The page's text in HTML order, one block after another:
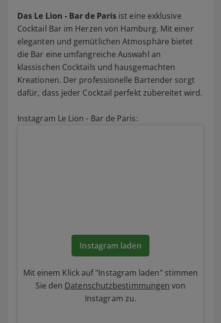
Das Le Lion - Bar de Paris ist eine exklusive
Cocktail Bar im Herzen von Hamburg. Mit einer
eleganten und gemütlichen Atmosphäre bietet
die Bar eine umfangreiche Auswahl an
klassischen Cocktails und hausgemachten
Kreationen. Der professionelle Bartender sorgt
dafür, dass jeder Cocktail perfekt zubereitet wird.
Instagram Le Lion - Bar de Paris:
Sieh dir diesen Beitrag auf Instagram an
Instagram laden
Mit einem Klick auf "Instagram laden" stimmen
Sie den Datenschutzbestimmungen von
Instagram zu.